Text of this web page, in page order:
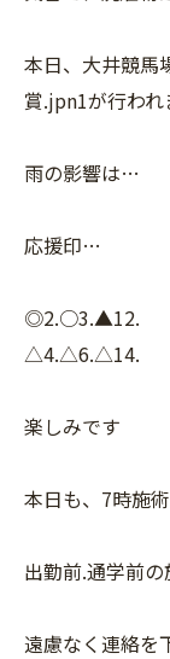
本日、大井競馬
賞.jpn1が行われ
雨の影響は…
応援印…
◎2.○3.▲12.
△4.△6.△14.
楽しみです
本日も、7時施
出勤前.通学前
遠慮なく連絡を